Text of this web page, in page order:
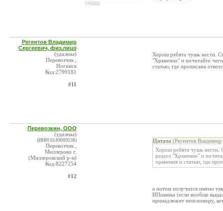
удален
Регентов Владимир
Сергеевич, физ.лицо
(удалена)
Перевозчик ,
Ногинск
Код:2799181
#11
Хорош ребята чушь нести.
"Хранение" и почитайте
статью, где прописана
Перевозкин, ООО
(удалена)
(ИНН:6149009538)
Перевозчик ,
Миллерово г.
(Миллеровский р-н)
Код:8227254
#12
Цитата (Регентов
Хорош ребята чушь нести.
раздел "Хранение" и
хранения и статью, где
а потом получится имено
ИПшника (если вообще
принадлежит пенсионеру,